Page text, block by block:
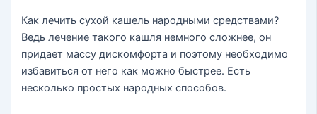
Как лечить сухой кашель народными средствами?
Ведь лечение такого кашля немного сложнее, он
придает массу дискомфорта и поэтому необходимо
избавиться от него как можно быстрее. Есть
несколько простых народных способов.